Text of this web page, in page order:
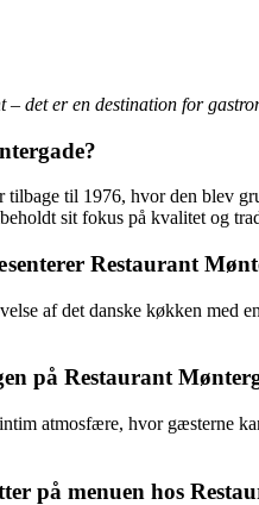
– det er en destination for
tilbage til 1976, hvor den blev
sit fokus på kvalitet og
Restaurant
af det danske køkken med
på Restaurant
atmosfære, hvor gæsterne
på menuen hos